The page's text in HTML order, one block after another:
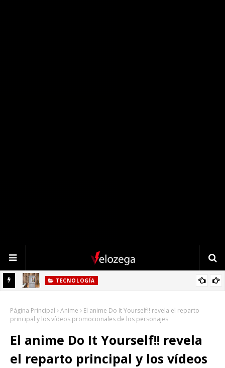
TECNOLOGÍA
Refrigerador LG: Innovación, Estilo y Eficiencia para tu Hogar
TECNOLOGÍA
Página Principal Anime
El anime Do It Yourself!! revela el reparto
principal y los vídeos promocionales de los personajes
El anime Do It Yourself!! revela
el reparto principal y los vídeos